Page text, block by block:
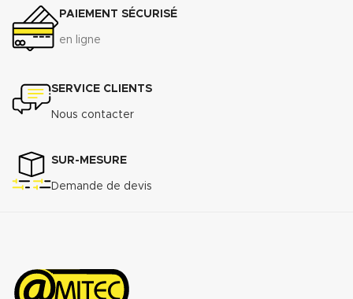
Télécharger la fiche de
données de sécurité(.pdf)
PAIEMENT SÉCURISÉ
en ligne
SERVICE CLIENTS
Nous contacter
SUR-MESURE
Demande de devis